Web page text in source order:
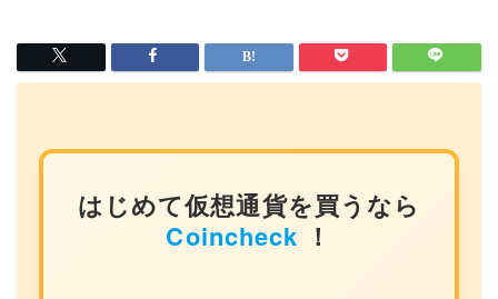
はじめて仮想通貨を買うなら
Coincheck ！